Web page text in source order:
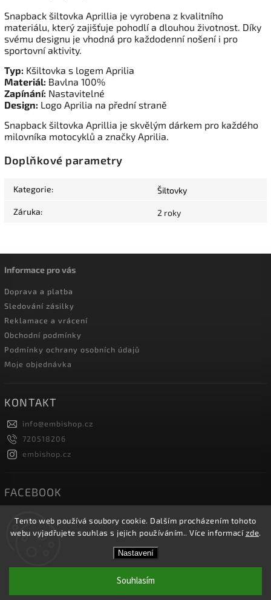
Tento web používá soubory cookie. Dalším procházením tohoto
webu vyjadřujete souhlas s jejich používáním.. Více informacízde.
Nastavení
Souhlasím
Snapback šiltovka Aprillia je vyrobena z kvalitního
materiálu, který zajišťuje pohodlí a dlouhou životnost. Díky
svému designu je vhodná pro každodenní nošení i pro
sportovní aktivity.
Typ: Kšiltovka s logem Aprilia
Materiál: Bavlna 100%
Zapínání: Nastavitelné
Design: Logo Aprilia na přední straně
Snapback šiltovka Aprillia je skvělým dárkem pro každého
milovníka motocyklů a značky Aprilia.
Doplňkové parametry
Kategorie: Šiltovky
Záruka: 2 roky
Informace pro vás
Doprava a platba
Sledování zásilky
Reklamace a vrácení
Obchodní podmínky
Podmínky ochrany osobních údajů
Moje objednávka
KONTAKT
info@embishop.cz
720518206
embishop.cz
FACEBOOK
Embishop.cz. Všechna práva vyhrazena.
Shoptet| DesignShoptak.cz.